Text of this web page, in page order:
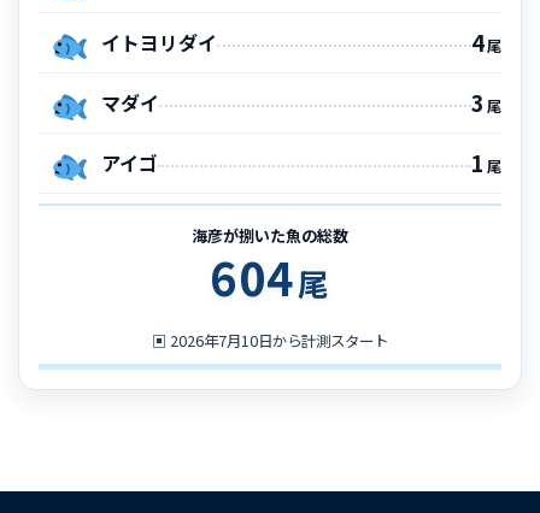
イトヨリダイ 4尾
マダイ 3 尾
アイゴ 1 尾
海彦が捌いた魚の総数
604尾
▣ 2026年7月10日から計測スタート